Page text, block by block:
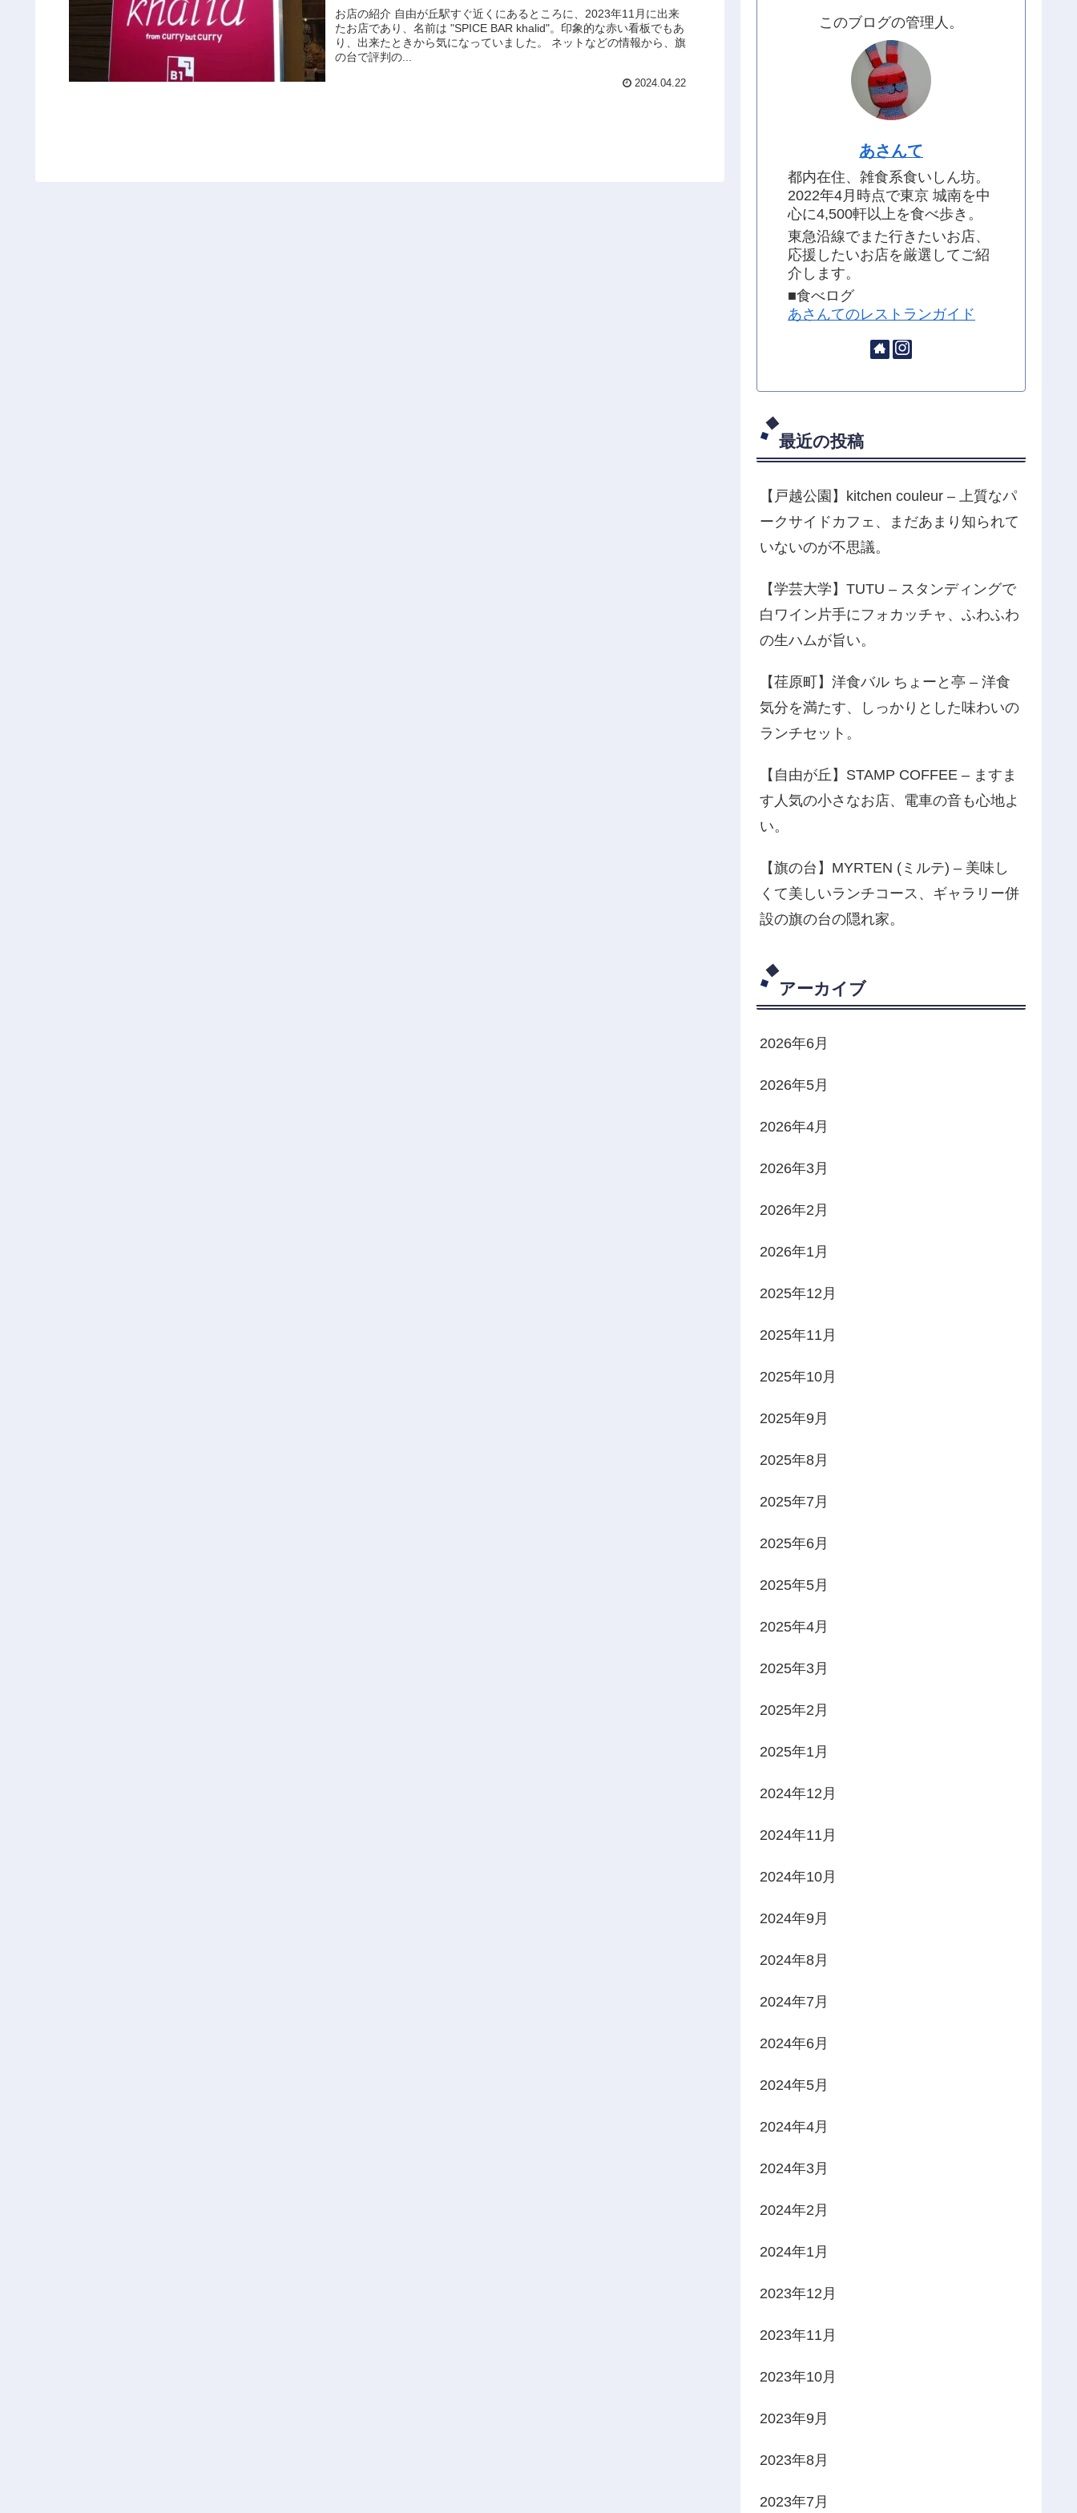
お店の紹介 自由が丘駅すぐ近くにあるところに、2023年11月に出来
たお店であり、名前は "SPICE BAR khalid"。印象的な赤い看板でもあ
り、出来たときから気になっていました。 ネットなどの情報から、旗
の台で評判の...
2024.04.22
このブログの管理人。
あさんて
都内在住、雑食系食いしん坊。
2022年4月時点で東京 城南を中
心に4,500軒以上を食べ歩き。
東急沿線でまた行きたいお店、
応援したいお店を厳選してご紹
介します。
■食べログ
あさんてのレストランガイド
最近の投稿
【戸越公園】kitchen couleur – 上質なパ
ークサイドカフェ、まだあまり知られて
いないのが不思議。
【学芸大学】TUTU – スタンディングで
白ワイン片手にフォカッチャ、ふわふわ
の生ハムが旨い。
【荏原町】洋食バル ちょーと亭 – 洋食
気分を満たす、しっかりとした味わいの
ランチセット。
【自由が丘】STAMP COFFEE – ますま
す人気の小さなお店、電車の音も心地よ
い。
【旗の台】MYRTEN (ミルテ) – 美味し
くて美しいランチコース、ギャラリー併
設の旗の台の隠れ家。
アーカイブ
2026年6月
2026年5月
2026年4月
2026年3月
2026年2月
2026年1月
2025年12月
2025年11月
2025年10月
2025年9月
2025年8月
2025年7月
2025年6月
2025年5月
2025年4月
2025年3月
2025年2月
2025年1月
2024年12月
2024年11月
2024年10月
2024年9月
2024年8月
2024年7月
2024年6月
2024年5月
2024年4月
2024年3月
2024年2月
2024年1月
2023年12月
2023年11月
2023年10月
2023年9月
2023年8月
2023年7月